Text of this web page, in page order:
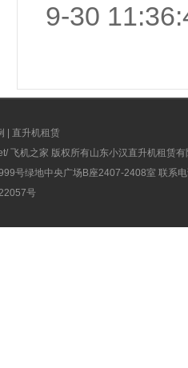
9-30
直升机租赁
飞机之家 版权所有山东小汉直升机租赁有
号绿地中央广场B座2407-2408室 联系
号